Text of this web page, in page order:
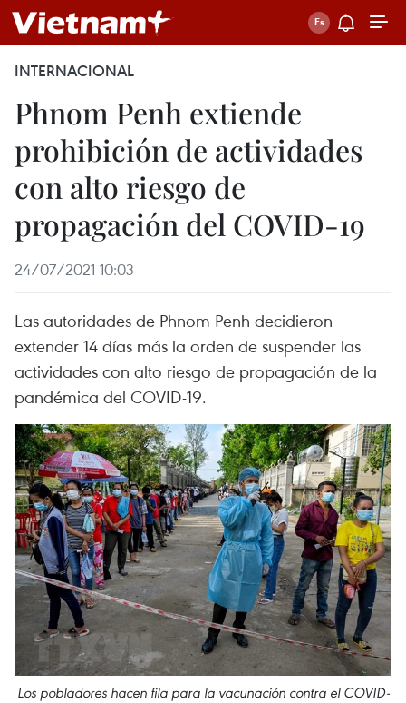
INTERNACIONAL
Phnom Penh extiende
prohibición de actividades
con alto riesgo de
propagación del COVID-19
24/07/2021 10:03
Las autoridades de Phnom Penh decidieron
extender 14 días más la orden de suspender las
actividades con alto riesgo de propagación de la
pandémica del COVID-19.
Los pobladores hacen fila para la vacunación contra el COVID-